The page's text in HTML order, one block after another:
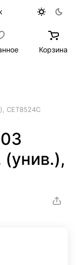
Корзина
CET8524C